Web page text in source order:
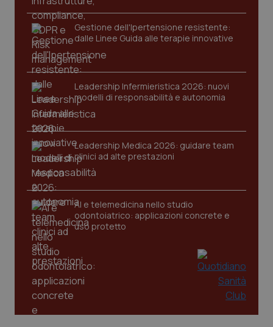
Gestione dell'Ipertensione resistente:
dalle Linee Guida alle terapie innovative
Leadership Infermieristica 2026: nuovi
modelli di responsabilità e autonomia
Leadership Medica 2026: guidare team
clinici ad alte prestazioni
AI e telemedicina nello studio
odontoiatrico: applicazioni concrete e
uso protetto
tracking-sites-ironfish-
tracking-enable
tracking-sites-ironfish-
session-id
www.quotidianosanita.it
_ga
Google LLC
.quotidianosanita.it